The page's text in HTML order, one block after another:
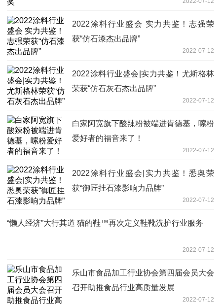
2022涂料行业盛会 实力共鉴！志强荣
获“仿石漆杰出品牌”
2022-07-12
2022涂料行业盛会|实力共鉴！尤斯格林
荣获“仿石灰石杰出品牌”
2022-07-12
白家阿宽旗下酸辣粉被端进肯德基，嗦粉
爱好者的福音来了！
2022-07-12
2022涂料行业盛会|实力共鉴！悉奥荣
获“御匠挂石漆影响力品牌”
2022-07-12
“懒人经济”大行其道 猫的鞋™再次定义鞋靴洗护行业服务
2022-07-12
乐山市食品加工行业协会第四届会员大会
召开助推食品行业高质量发展
2022-07-12